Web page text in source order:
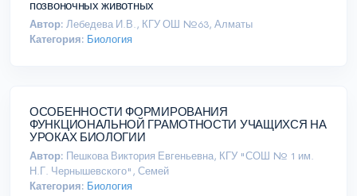
позвоночных животных
Автор: Лебедева И.В., КГУ ОШ №63, Алматы
Категория: Биология
ОСОБЕННОСТИ ФОРМИРОВАНИЯ
ФУНКЦИОНАЛЬНОЙ ГРАМОТНОСТИ УЧАЩИХСЯ НА
УРОКАХ БИОЛОГИИ
Автор: Пешкова Виктория Евгеньевна, КГУ "СОШ № 1 им.
Н.Г. Чернышевского", Семей
Категория: Биология